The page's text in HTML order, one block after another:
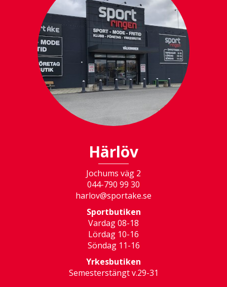
Härlöv
Jochums väg 2
044-790 99 30
harlov@sportake.se
Sportbutiken
Vardag 08-18
Lördag 10-16
Söndag 11-16
Yrkesbutiken
Semesterstängt v.29-31